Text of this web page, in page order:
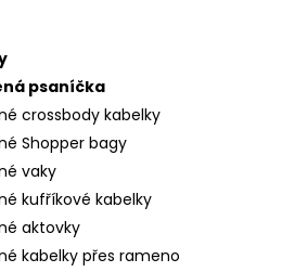
psaníčka
crossbody kabelky
Shopper bagy
vaky
kufříkové kabelky
aktovky
kabelky přes rameno